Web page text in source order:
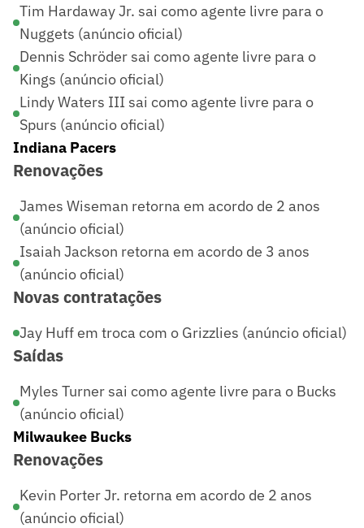
Tim Hardaway Jr. sai como agente livre para o
Nuggets (anúncio oficial)
Dennis Schröder sai como agente livre para o
Kings (anúncio oficial)
Lindy Waters III sai como agente livre para o
Spurs (anúncio oficial)
Indiana Pacers
Renovações
James Wiseman retorna em acordo de 2 anos
(anúncio oficial)
Isaiah Jackson retorna em acordo de 3 anos
(anúncio oficial)
Novas contratações
Jay Huff em troca com o Grizzlies (anúncio oficial)
Saídas
Myles Turner sai como agente livre para o Bucks
(anúncio oficial)
Milwaukee Bucks
Renovações
Kevin Porter Jr. retorna em acordo de 2 anos
(anúncio oficial)